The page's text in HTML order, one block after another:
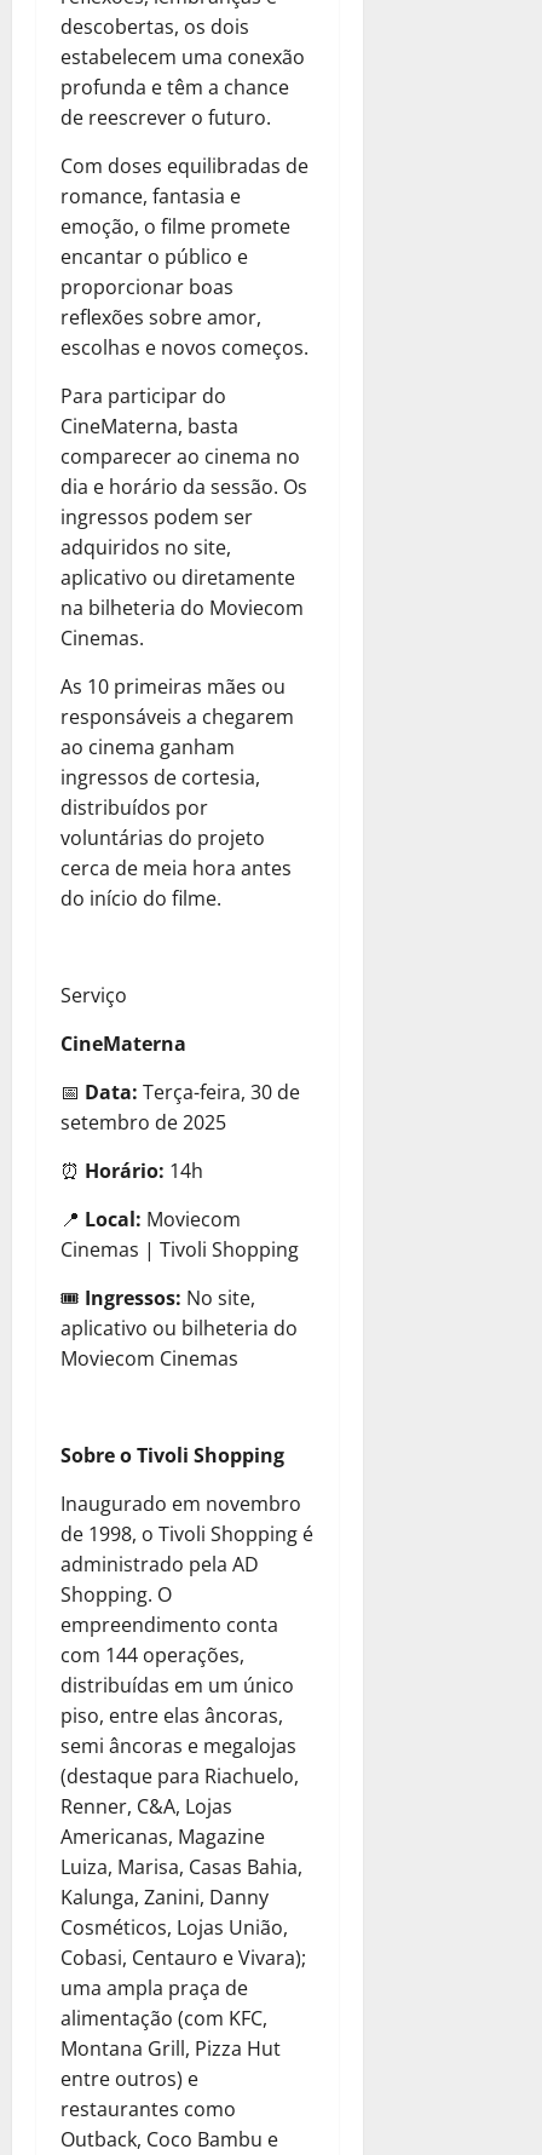
descobertas, os dois
estabelecem uma conexão
profunda e têm a chance
de reescrever o futuro.
Com doses equilibradas de
romance, fantasia e
emoção, o filme promete
encantar o público e
proporcionar boas
reflexões sobre amor,
escolhas e novos começos.
Para participar do
CineMaterna, basta
comparecer ao cinema no
dia e horário da sessão. Os
ingressos podem ser
adquiridos no site,
aplicativo ou diretamente
na bilheteria do Moviecom
Cinemas.
As 10 primeiras mães ou
responsáveis a chegarem
ao cinema ganham
ingressos de cortesia,
distribuídos por
voluntárias do projeto
cerca de meia hora antes
do início do filme.
Serviço
CineMaterna
📅 Data: Terça-feira, 30 de
setembro de 2025
⏰ Horário: 14h
📍 Local: Moviecom
Cinemas | Tivoli Shopping
🎟 Ingressos: No site,
aplicativo ou bilheteria do
Moviecom Cinemas
Sobre o Tivoli Shopping
Inaugurado em novembro
de 1998, o Tivoli Shopping é
administrado pela AD
Shopping. O
empreendimento conta
com 144 operações,
distribuídas em um único
piso, entre elas âncoras,
semi âncoras e megalojas
(destaque para Riachuelo,
Renner, C&A, Lojas
Americanas, Magazine
Luiza, Marisa, Casas Bahia,
Kalunga, Zanini, Danny
Cosméticos, Lojas União,
Cobasi, Centauro e Vivara);
uma ampla praça de
alimentação (com KFC,
Montana Grill, Pizza Hut
entre outros) e
restaurantes como
Outback, Coco Bambu e